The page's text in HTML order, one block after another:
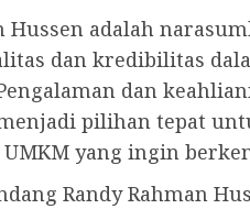
Hussen adalah
dan kredibilitas
dan
pilihan tepat
yang ingin
Randy Rahman